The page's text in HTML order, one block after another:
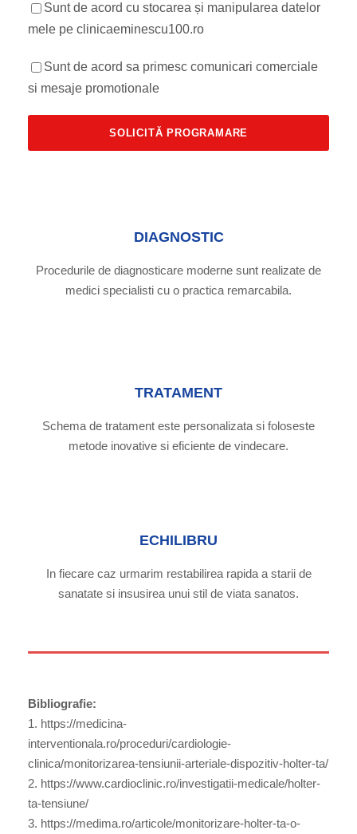
Sunt de acord cu stocarea și manipularea datelor
mele pe clinicaeminescu100.ro
Sunt de acord sa primesc comunicari comerciale
si mesaje promotionale
DIAGNOSTIC
Procedurile de diagnosticare moderne sunt realizate de
medici specialisti cu o practica remarcabila.
TRATAMENT
Schema de tratament este personalizata si foloseste
metode inovative si eficiente de vindecare.
ECHILIBRU
In fiecare caz urmarim restabilirea rapida a starii de
sanatate si insusirea unui stil de viata sanatos.
Bibliografie:
1. https://medicina-
interventionala.ro/proceduri/cardiologie-
clinica/monitorizarea-tensiunii-arteriale-dispozitiv-holter-ta/
2. https://www.cardioclinic.ro/investigatii-medicale/holter-
ta-tensiune/
3. https://medima.ro/articole/monitorizare-holter-ta-o-